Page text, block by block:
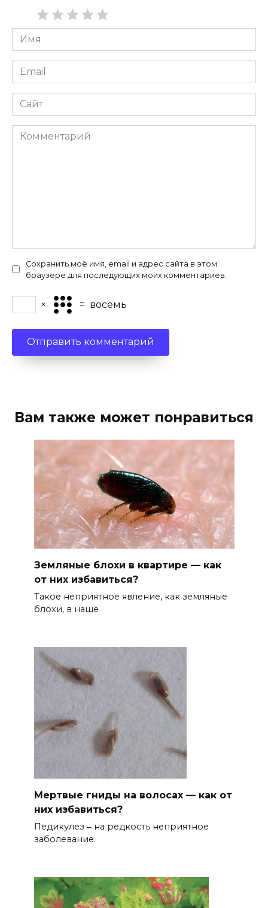
Имя
*
Email
*
Сайт
Комментарий
Сохранить моё имя, email и адрес сайта в этом
браузере для последующих моих комментариев.
× = восемь
Вам также может понравиться
Земляные блохи в квартире — как
от них избавиться?
Такое неприятное явление, как земляные
блохи, в наше
Мертвые гниды на волосах — как от
них избавиться?
Педикулез ‒ на редкость неприятное
заболевание.